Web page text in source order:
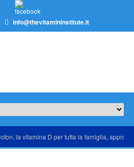
info@thevitamininstitute.it
la vitamina D per tutta la famiglia,